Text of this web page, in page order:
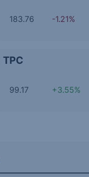
183.76 -1.21%
TPC
99.17 +3.55%